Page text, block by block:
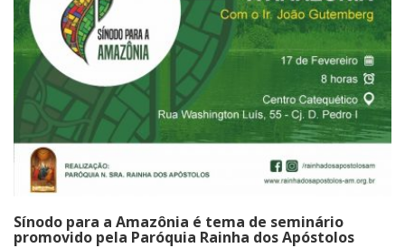
Sínodo para a Amazônia é tema de seminário
promovido pela Paróquia Rainha dos Apóstolos